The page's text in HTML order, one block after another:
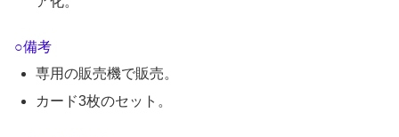
○備考
専用の販売機で販売。
カード3枚のセット。